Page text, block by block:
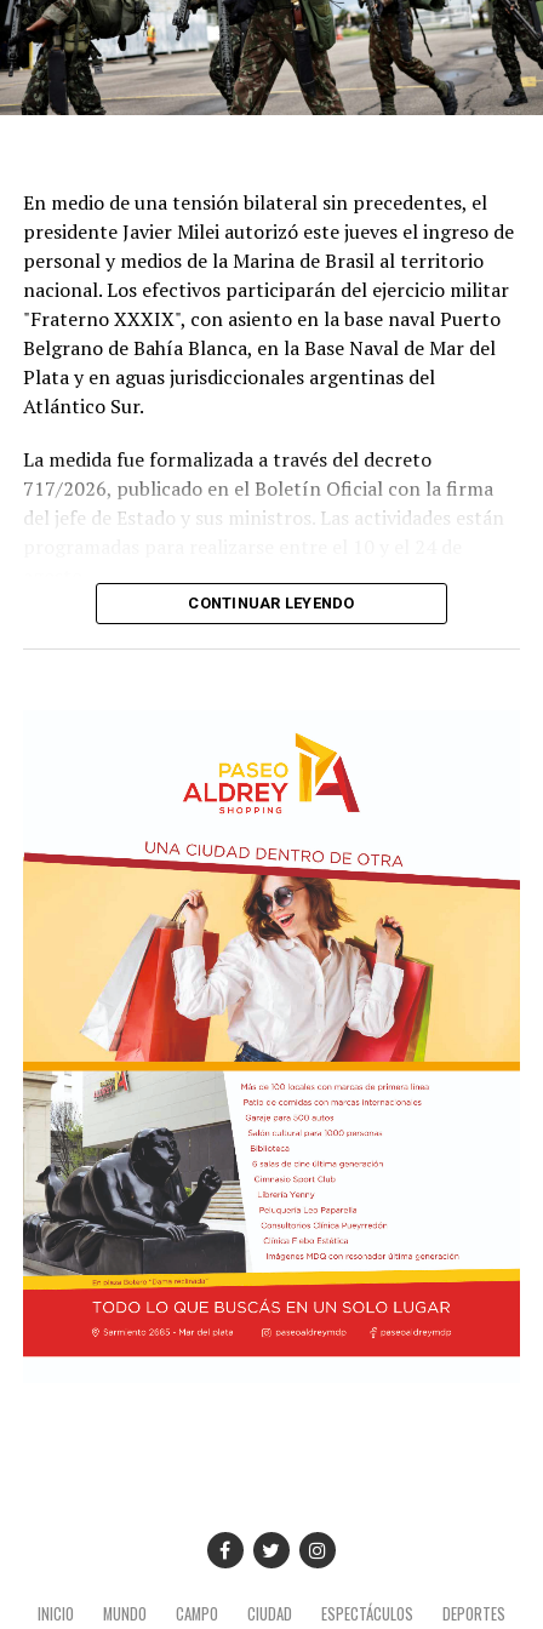
En medio de una tensión bilateral sin precedentes, el
presidente Javier Milei autorizó este jueves el ingreso de
personal y medios de la Marina de Brasil al territorio
nacional. Los efectivos participarán del ejercicio militar
"Fraterno XXXIX", con asiento en la base naval Puerto
Belgrano de Bahía Blanca, en la Base Naval de Mar del
Plata y en aguas jurisdiccionales argentinas del
Atlántico Sur.
La medida fue formalizada a través del decreto
717/2026, publicado en el Boletín Oficial con la firma
del jefe de Estado y sus ministros. Las actividades están
Según los considerandos del decreto, el fin es
estandarizar y simplificar los procesos de planeamiento
entre ambas armadas.
El texto oficial destaca que la participación argentina en
estas maniobras señala su compromiso con la seguridad
internacional y la estabilidad regional. Asimismo, el
Gobierno busca reforzar su posición como socio
estratégico en el continente americano.
La autorización militar ocurre en un contexto de
fricción diplomática originada por las declaraciones
de Javier Milei hacia su par brasileño, Lula da Silva. Esta
situación derivó en el retiro del embajador brasileño en
Buenos Aires, Julio Bitelli.
Desde el Palacio del Planalto, el canciller Mauro
Vieira calificó los insultos del mandatario argentino
como "graves e inaceptables". Por su parte, Brasil decidió
reducir su representación en el país al nivel de
encargado de negocios.
Quirno afirmó en conferencia de prensa
que Argentina decidió no llevar el conflicto a una
instancia diplomática mayor. El funcionario sostuvo que
CONTINUAR LEYENDO
INICIO MUNDO CAMPO CIUDAD ESPECTÁCULOS DEPORTES